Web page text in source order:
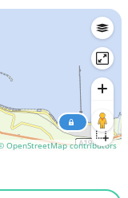
OpenStreetMap contributors